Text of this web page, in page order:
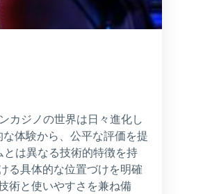
カジノの世界は日々進化し
体験から、公平な評価を提
は異なる技術的特徴を持
る具体的な位置づけを明確
術と使いやすさを兼ね備